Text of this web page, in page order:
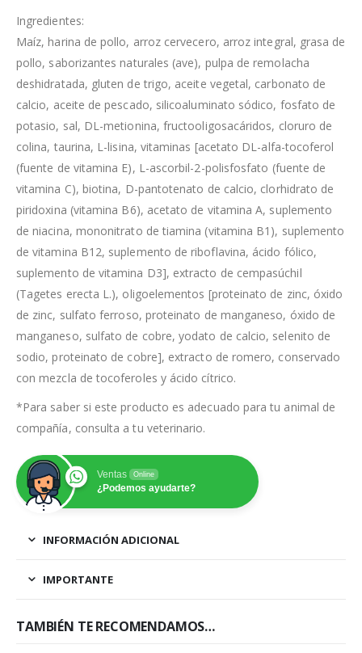
Ingredientes:
Maíz, harina de pollo, arroz cervecero, arroz integral, grasa de
pollo, saborizantes naturales (ave), pulpa de remolacha
deshidratada, gluten de trigo, aceite vegetal, carbonato de
calcio, aceite de pescado, silicoaluminato sódico, fosfato de
potasio, sal, DL-metionina, fructooligosacáridos, cloruro de
colina, taurina, L-lisina, vitaminas [acetato DL-alfa-tocoferol
(fuente de vitamina E), L-ascorbil-2-polisfosfato (fuente de
vitamina C), biotina, D-pantotenato de calcio, clorhidrato de
piridoxina (vitamina B6), acetato de vitamina A, suplemento
de niacina, mononitrato de tiamina (vitamina B1), suplemento
de vitamina B12, suplemento de riboflavina, ácido fólico,
suplemento de vitamina D3], extracto de cempasúchil
(Tagetes erecta L.), oligoelementos [proteinato de zinc, óxido
de zinc, sulfato ferroso, proteinato de manganeso, óxido de
manganeso, sulfato de cobre, yodato de calcio, selenito de
sodio, proteinato de cobre], extracto de romero, conservado
con mezcla de tocoferoles y ácido cítrico.
*Para saber si este producto es adecuado para tu animal de
compañía, consulta a tu veterinario.
Ventas Online
¿Podemos ayudarte?
INFORMACIÓN ADICIONAL
IMPORTANTE
TAMBIÉN TE RECOMENDAMOS…